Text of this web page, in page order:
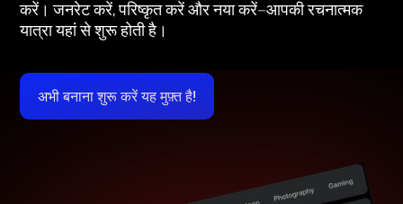
करें। जनरेट करें, परिष्कृत करें और नया करें—आपकी रचनात्मक
यात्रा यहां से शुरू होती है।
अभी बनाना शुरू करें यह मुफ़्त है!